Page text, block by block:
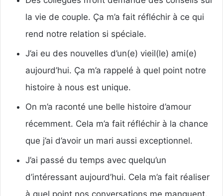
la vie de couple. Ça m’a fait réfléchir à ce qui
rend notre relation si spéciale.
J’ai eu des nouvelles d’un(e) vieil(le) ami(e)
aujourd’hui. Ça m’a rappelé à quel point notre
histoire à nous est unique.
On m’a raconté une belle histoire d’amour
récemment. Cela m’a fait réfléchir à la chance
que j’ai d’avoir un mari aussi exceptionnel.
J’ai passé du temps avec quelqu’un
d’intéressant aujourd’hui. Cela m’a fait réaliser